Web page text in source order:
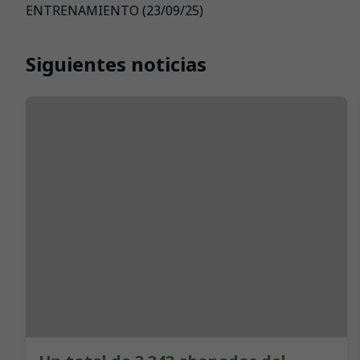
ENTRENAMIENTO (23/09/25)
Siguientes noticias